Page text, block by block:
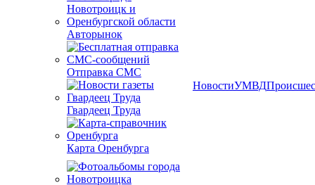
Авторынок
Отправка СМС
Гвардеец Труда
Карта Оренбурга
НовостиУМВД